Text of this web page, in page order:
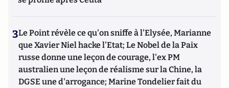
3Le Point révèle ce qu'on sniffe à l'Elysée, Marianne
que Xavier Niel hacke l'Etat; Le Nobel de la Paix
russe donne une leçon de courage, l'ex PM
australien une leçon de réalisme sur la Chine, la
DGSE une d'arrogance; Marine Tondelier fait du